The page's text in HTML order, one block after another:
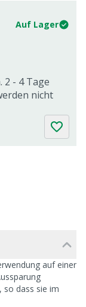
Auf Lager
2 - 4 Tage
nicht
auf einer
so dass sie im